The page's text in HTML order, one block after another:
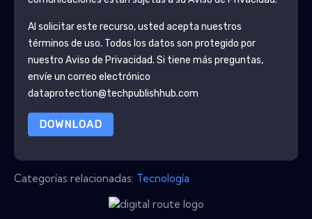
Al solicitar este recurso, usted acepta nuestros
términos de uso. Todos los datos son protegido por
nuestro Aviso de Privacidad. Si tiene más preguntas,
envíe un correo electrónico
dataprotection@techpublishhub.com
DOWNLOAD
Categorías relacionadas: Tecnología